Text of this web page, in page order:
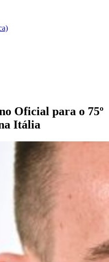
Oficial para o 75º
Itália